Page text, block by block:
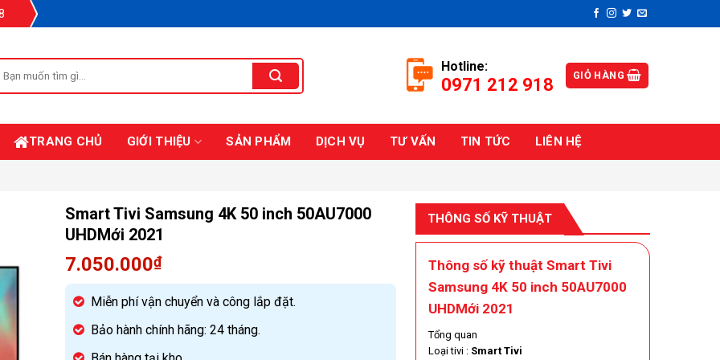
kiếm:
Hotline:
0971 212 918 GIỎ HÀNG
TRANG CHỦ GIỚI THIỆU SẢN PHẨM DỊCH VỤ TƯ VẤN TIN TỨC LIÊN HỆ
THÔNG SỐ KỸ THUẬT
Thông số kỹ thuật Smart Tivi
Samsung 4K 50 inch 50AU7000
UHDMới 2021
Tổng quan
Loại tivi : Smart Tivi
Smart Tivi Samsung 4K 50 inch 50AU7000
UHDMới 2021
7.050.000₫
Miễn phí vận chuyển và công lắp đặt.
Bảo hành chính hãng: 24 tháng.